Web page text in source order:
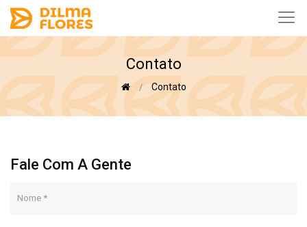
Contato
Contato
Fale Com A Gente